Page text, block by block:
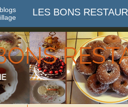
LES BONS